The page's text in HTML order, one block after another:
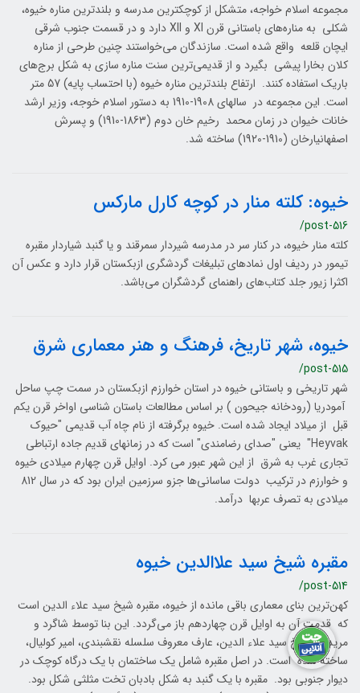
مجموعه اسلام خواجه، متشکل از کوچکترین مدرسه و بلندترین مناره خیوه،
شکلی به مناره‌های باستانی قرن XI و XII دارد و در قسمت جنوب شرقی
ایچان قلعه واقع شده است. سازندگان می‌خواستند چنین طرحی از مناره
کلان بخارا پیشی بگیرد و از قدیمی‌ترین سنت مناره سازی به شکل برج‌های
باریک استفاده کنند. ارتفاع بلندترین مناره خیوه (با احتساب پایه) 57 متر
است. این مجموعه در سالهای 1908-1910 به دستور اسلام خوجه، وزیر ارشد
خانات خیوان در زمان محمد رخیم خان دوم (1863-1910) و پسرش
اصفهانیارخان (1910-1920) ساخته شد.
خیوه: کلته منار در کوچه کارل مارکس
/post-516
کلته منار خیوه، در کنار سر در مدرسه شیردار سمرقند و یا گنبد شیاردار مقبره
تیمور در ردیف اول نمادهای تبلیغات گردشگری ازبکستان قرار دارد و عکس آن
اکثرا زیور جلد کتاب‌های راهنمای گردشگران می‌باشد.
خیوه، شهر تاریخ، فرهنگ و هنر معماری شرق
/post-515
شهر تاریخی و باستانی خیوه در استان خوارزم ازبکستان در سمت چپ ساحل
آمودریا (رودخانه جیحون ) بر اساس مطالعات باستان شناسی اواخر قرن یکم
قبل از میلاد ایجاد شده است. خیوه برگرفته از نام چاه آب قدیمی "حیوک
Heyvak" یعنی "صدای رضامندی" است که در زمانهای قدیم جاده ارتباطی
تجاری غرب به شرق از این شهر عبور می کرد. اوایل قرن چهارم میلادی خیوه
و خوارزم در ترکیب دولت ساسانی‌ها جزو سرزمین ایران بود که در سال 812
میلادی به تصرف عربها درآمد.
مقبره شیخ سید علاالدین خیوه
/post-514
کهن‌ترین بنای معماری باقی مانده از خیوه، مقبره شیخ سید علاء الدین است
که قدمت آن به اوایل قرن چهاردهم باز می‌گردد. این بنا توسط شاگرد و
مریدان شیخ سید علاء الدین، عارف معروف سلسله نقشبندی، امیر کولیال،
ساخته شده است. در اصل مقبره شامل یک ساختمان با یک درگاه کوچک در
دیوار جنوبی بود. مقبره با یک گنبد به شکل بادبان تخت مثلثی شکل بود.